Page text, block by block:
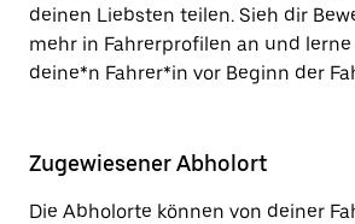
deinen Liebsten teilen. Sieh dir
mehr in Fahrerprofilen an und lerne
deine*n Fahrer*in vor Beginn der
Zugewiesener Abholort
Die Abholorte können von deiner